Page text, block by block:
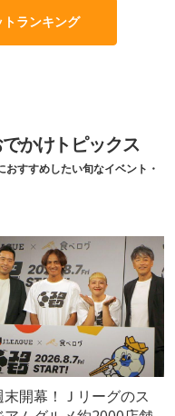
ランキング
かけトピックス
すすめしたい旬なイベント・
末開幕！Ｊリーグのス